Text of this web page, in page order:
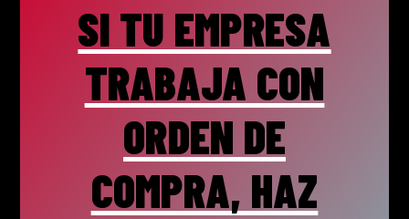
SI TU EMPRESA
TRABAJA CON
ORDEN DE
COMPRA, HAZ